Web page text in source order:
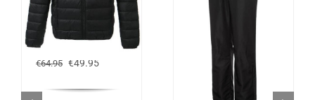
FZ FORZA SINOS PRO
€64.95 Oorspronkelijke
€49.95Huidige